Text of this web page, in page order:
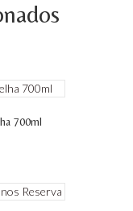
700ml